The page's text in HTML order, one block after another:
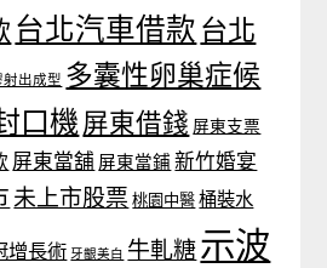
台北汽車借款 台北
射出成型 多囊性卵巢症候
口機 屏東借錢 屏東支票
屏東當舖 屏東當鋪 新竹婚宴
未上市股票 桃園中醫 桶裝水
增長術 牙齦美白 牛軋糖示波